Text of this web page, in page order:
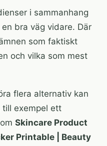
i sammanhang
en bra väg vidare. Där
som faktiskt
och vilka som mest
flera alternativ kan
till exempel ett
Skincare Product
Printable | Beauty